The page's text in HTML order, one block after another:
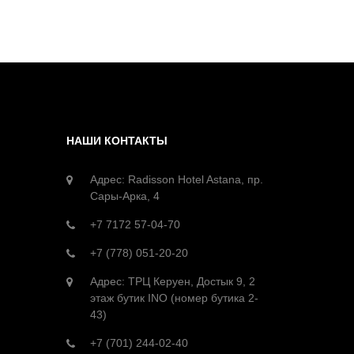
НАШИ КОНТАКТЫ
Адрес: Radisson Hotel Astana, пр.
Сары-Арка, 4
+7 7172 57-04-70
+7 (778) 051-20-20
Адрес: ТРЦ Керуен, Достык 9, 2
этаж бутик INO (номер бутика 2-
43)
+7 (701) 244-02-40